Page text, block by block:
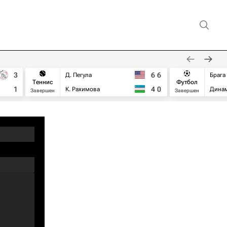
3
1
Теннис
Завершен
Д. Пегула
К. Рахимова
6 6
4 0
Футбол
Завершен
Брага